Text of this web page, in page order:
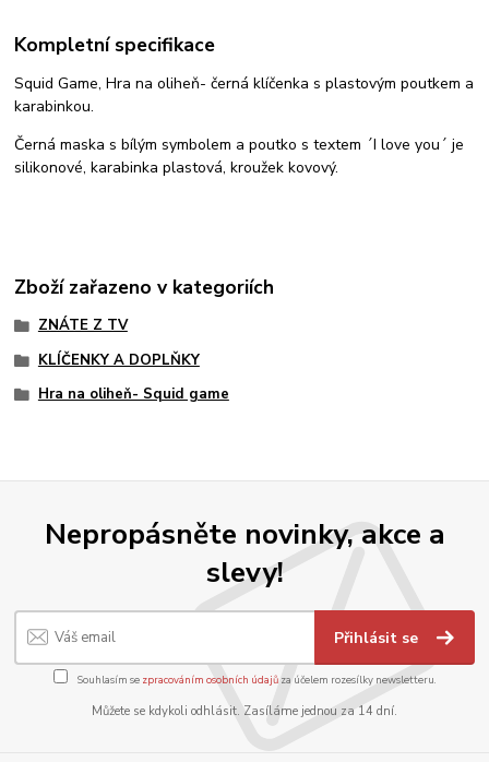
Kompletní specifikace
Squid Game, Hra na oliheň- černá klíčenka s plastovým poutkem a
karabinkou.
Černá maska s bílým symbolem a poutko s textem ´I love you´ je
silikonové, karabinka plastová, kroužek kovový.
Zboží zařazeno v kategoriích
ZNÁTE Z TV
KLÍČENKY A DOPLŇKY
Hra na oliheň- Squid game
Nepropásněte novinky, akce a
slevy!
Přihlásit se
Souhlasím se zpracováním osobních údajůza účelem rozesílky newsletteru.
Můžete se kdykoli odhlásit. Zasíláme jednou za 14 dní.